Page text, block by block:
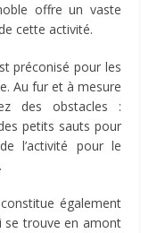
offre un vaste
cette activité.
préconisé pour les
Au fur et à mesure
des obstacles :
petits sauts pour
l’activité pour le
également
se trouve en amont